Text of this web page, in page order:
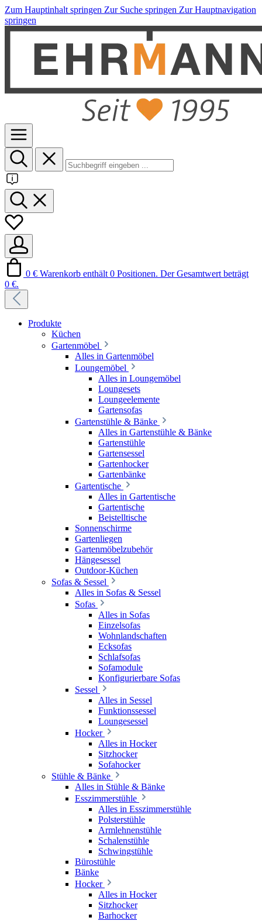
Zum Hauptinhalt springen Zur Suche springen Zur Hauptnavigation
springen
0 € Warenkorb enthält 0 Positionen. Der Gesamtwert beträgt
0 €.
Produkte
Küchen
Gartenmöbel
Alles in Gartenmöbel
Loungemöbel
Alles in Loungemöbel
Loungesets
Loungeelemente
Gartensofas
Gartenstühle & Bänke
Alles in Gartenstühle & Bänke
Gartenstühle
Gartensessel
Gartenhocker
Gartenbänke
Gartentische
Alles in Gartentische
Gartentische
Beistelltische
Sonnenschirme
Gartenliegen
Gartenmöbelzubehör
Hängesessel
Outdoor-Küchen
Sofas & Sessel
Alles in Sofas & Sessel
Sofas
Alles in Sofas
Einzelsofas
Wohnlandschaften
Ecksofas
Schlafsofas
Sofamodule
Konfigurierbare Sofas
Sessel
Alles in Sessel
Funktionssessel
Loungesessel
Hocker
Alles in Hocker
Sitzhocker
Sofahocker
Stühle & Bänke
Alles in Stühle & Bänke
Esszimmerstühle
Alles in Esszimmerstühle
Polsterstühle
Armlehnenstühle
Schalenstühle
Schwingstühle
Bürostühle
Bänke
Hocker
Alles in Hocker
Sitzhocker
Barhocker